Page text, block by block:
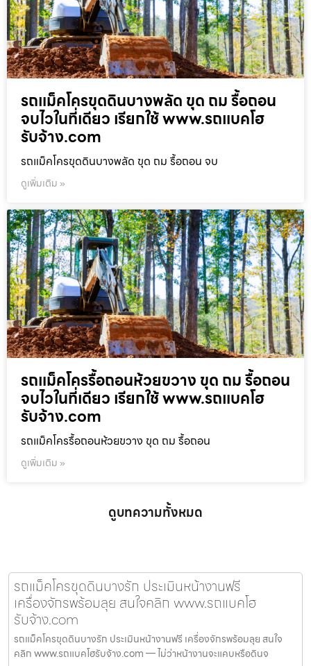
รถแม็คโครขุดดินบางพลัด ขุด ถม รื้อถอน
จบไวในที่เดียว เรียกใช้ www.รถแบคโฮ
รับจ้าง.com
รถแม็คโครขุดดินบางพลัด ขุด ถม รื้อถอน จบ
ดูเพิ่มเติม »
รถแม็คโครรื้อถอนห้วยขวาง ขุด ถม รื้อถอน
จบไวในที่เดียว เรียกใช้ www.รถแบคโฮ
รับจ้าง.com
รถแม็คโครรื้อถอนห้วยขวาง ขุด ถม รื้อถอน
ดูเพิ่มเติม »
ดูบทความทั้งหมด
รถแม็คโครขุดดินบางรัก ประเมินหน้างานฟรี
เครื่องจักรพร้อมลุย สนใจคลิก www.รถแบคโฮ
รับจ้าง.com
รถแม็คโครขุดดินบางรัก ประเมินหน้างานฟรี เครื่องจักรพร้อมลุย สนใจ
คลิก www.รถแบคโฮรับจ้าง.com — ไม่ว่าหน้างานจะแคบหรือดินจ